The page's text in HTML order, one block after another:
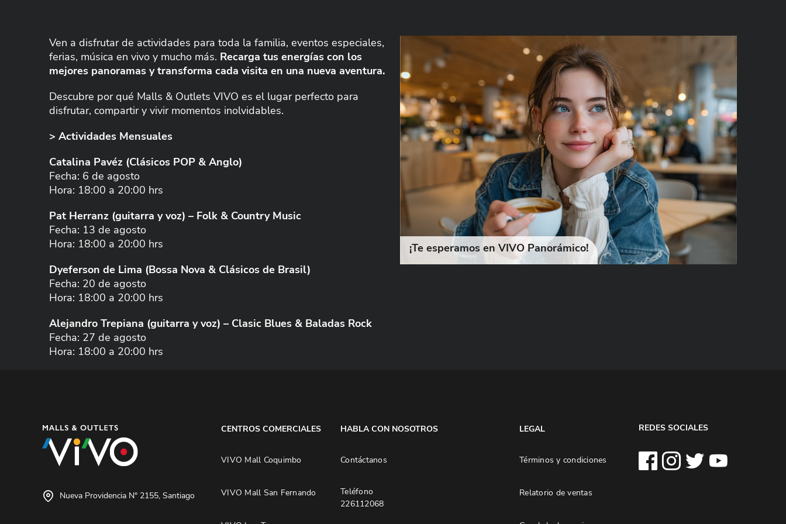
Ven a disfrutar de actividades para toda la familia, eventos especiales,
ferias, música en vivo y mucho más. Recarga tus energías con los
mejores panoramas y transforma cada visita en una nueva aventura.
Descubre por qué Malls & Outlets VIVO es el lugar perfecto para
disfrutar, compartir y vivir momentos inolvidables.
> Actividades Mensuales
Catalina Pavéz (Clásicos POP & Anglo)
Fecha: 6 de agosto
Hora: 18:00 a 20:00 hrs
Pat Herranz (guitarra y voz) – Folk & Country Music
Fecha: 13 de agosto
Hora: 18:00 a 20:00 hrs
Dyeferson de Lima (Bossa Nova & Clásicos de Brasil)
Fecha: 20 de agosto
Hora: 18:00 a 20:00 hrs
Alejandro Trepiana (guitarra y voz) – Clasic Blues & Baladas Rock
Fecha: 27 de agosto
Hora: 18:00 a 20:00 hrs
¡Te esperamos en VIVO Panorámico!
Nueva Providencia N° 2155, Santiago
CENTROS COMERCIALES
VIVO Mall Coquimbo
VIVO Mall San Fernando
HABLA CON NOSOTROS
Contáctanos
Teléfono
226112068
LEGAL
Términos y condiciones
Relatorio de ventas
REDES SOCIALES